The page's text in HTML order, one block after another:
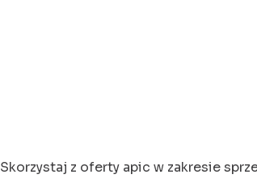
Skorzystaj z oferty apic w zakresie